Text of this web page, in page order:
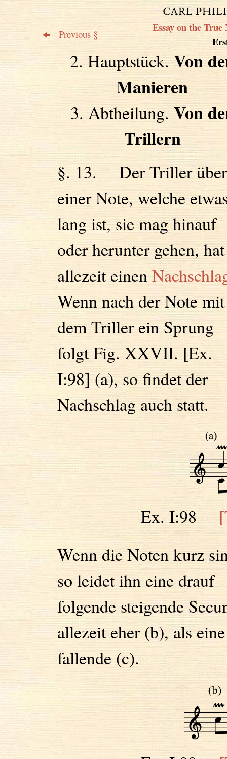
Previous §
Essay on the
2. Hauptstück.Von
Manieren
3. Abtheilung. Von
Trillern
§. 13. Der Triller über
einer Note, welche
lang ist, sie mag hinauf
oder herunter gehen, hat
allezeit einen
Wenn nach der Note mit
dem Triller ein Sprung
folgt Fig. XXVII. [Ex.
I:98] (a), so findet der
Nachschlag auch statt.
Ex. I:98
Wenn die Noten kurz
so leidet ihn eine drauf
folgende steigende
allezeit eher (b), als eine
fallende (c).